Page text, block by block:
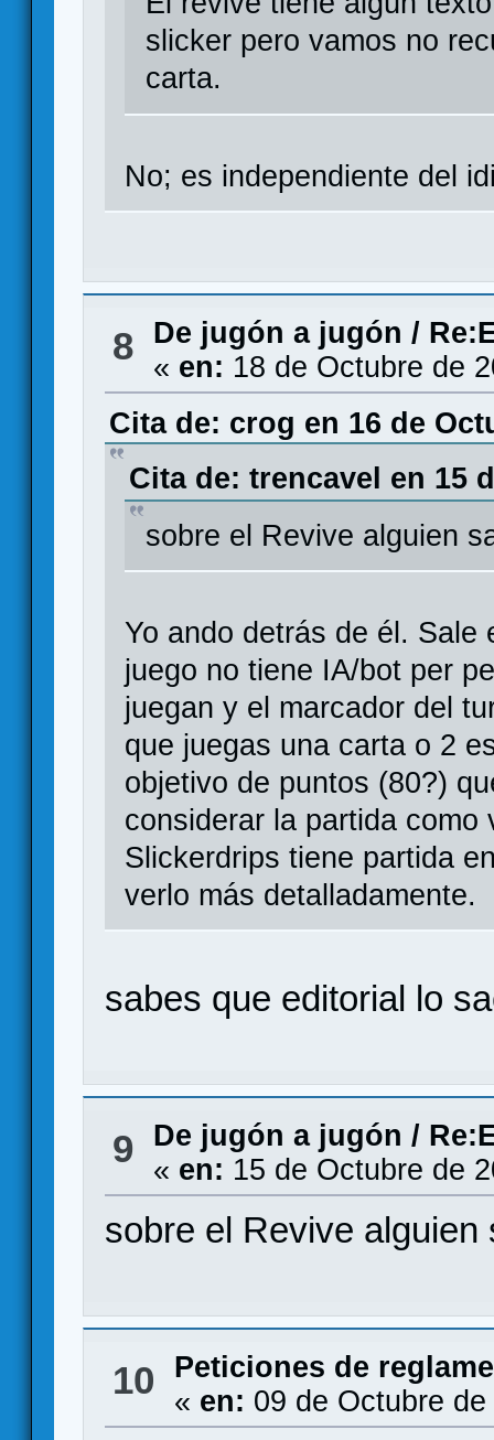
slicker pero vamos no
carta.
No; es independiente del
8 De jugón a jugón /
« en: 18 de Octubre de
Cita de: crog en 16 de
Cita de: trencavel en 15
sobre el Revive alguien
Yo ando detrás de él. Sale
juego no tiene IA/bot per
juegan y el marcador del
que juegas una carta o 2
objetivo de puntos (80?)
considerar la partida como
Slickerdrips tiene partida
verlo más detalladamente.
sabes que editorial lo
9 De jugón a jugón /
« en: 15 de Octubre de
sobre el Revive alguien
10
Peticiones de
« en: 09 de Octubre